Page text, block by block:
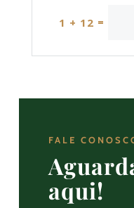
1 + 12 =
FALE
aqui!